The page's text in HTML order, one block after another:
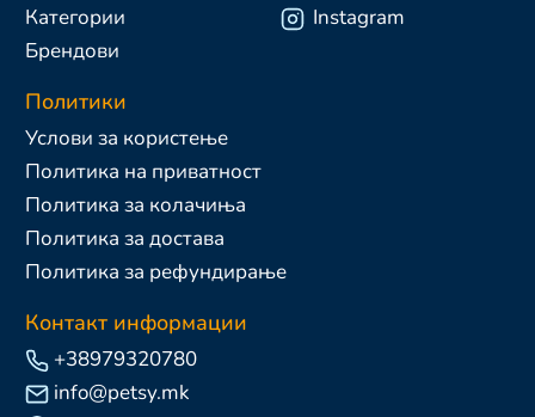
Категории
Брендови
Политики
Услови за користење
Политика на приватност
Политика за колачиња
Политика за достава
Политика за рефундирање
Контакт информации
+38979320780
info@petsy.mk
Instagram